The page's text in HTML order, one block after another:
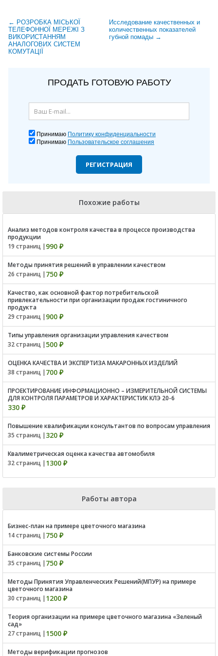
← РОЗРОБКА МІСЬКОЇ
ТЕЛЕФОННОЇ МЕРЕЖІ З
ВИКОРИСТАННЯМ
АНАЛОГОВИХ СИСТЕМ
КОМУТАЦІЇ
Исследование качественных и
количественных показателей
губной помады →
ПРОДАТЬ ГОТОВУЮ РАБОТУ
Принимаю Политику конфиденциальности
Принимаю Пользовательское соглашения
РЕГИСТРАЦИЯ
Похожие работы
Анализ методов контроля качества в процессе производства
продукции
19 страниц | 990 ₽
Методы принятия решений в управлении качеством
26 страниц | 750 ₽
Качество, как основной фактор потребительской
привлекательности при организации продаж гостиничного
продукта
29 страниц | 900 ₽
Типы управления организации управления качеством
32 страниц | 500 ₽
ОЦЕНКА КАЧЕСТВА И ЭКСПЕРТИЗА МАКАРОННЫХ ИЗДЕЛИЙ
38 страниц | 700 ₽
ПРОЕКТИРОВАНИЕ ИНФОРМАЦИОННО – ИЗМЕРИТЕЛЬНОЙ СИСТЕМЫ
ДЛЯ КОНТРОЛЯ ПАРАМЕТРОВ И ХАРАКТЕРИСТИК КЛЭ 20-6
330 ₽
Повышение квалификации консультантов по вопросам управления
35 страниц | 320 ₽
Квалиметрическая оценка качества автомобиля
32 страниц | 1300 ₽
Работы автора
Бизнес-план на примере цветочного магазина
14 страниц | 750 ₽
Банковские системы России
35 страниц | 750 ₽
Методы Принятия Управленческих Решений(МПУР) на примере
цветочного магазина
30 страниц | 1200 ₽
Теория организации на примере цветочного магазина «Зеленый
сад»
27 страниц | 1500 ₽
Методы верификации прогнозов